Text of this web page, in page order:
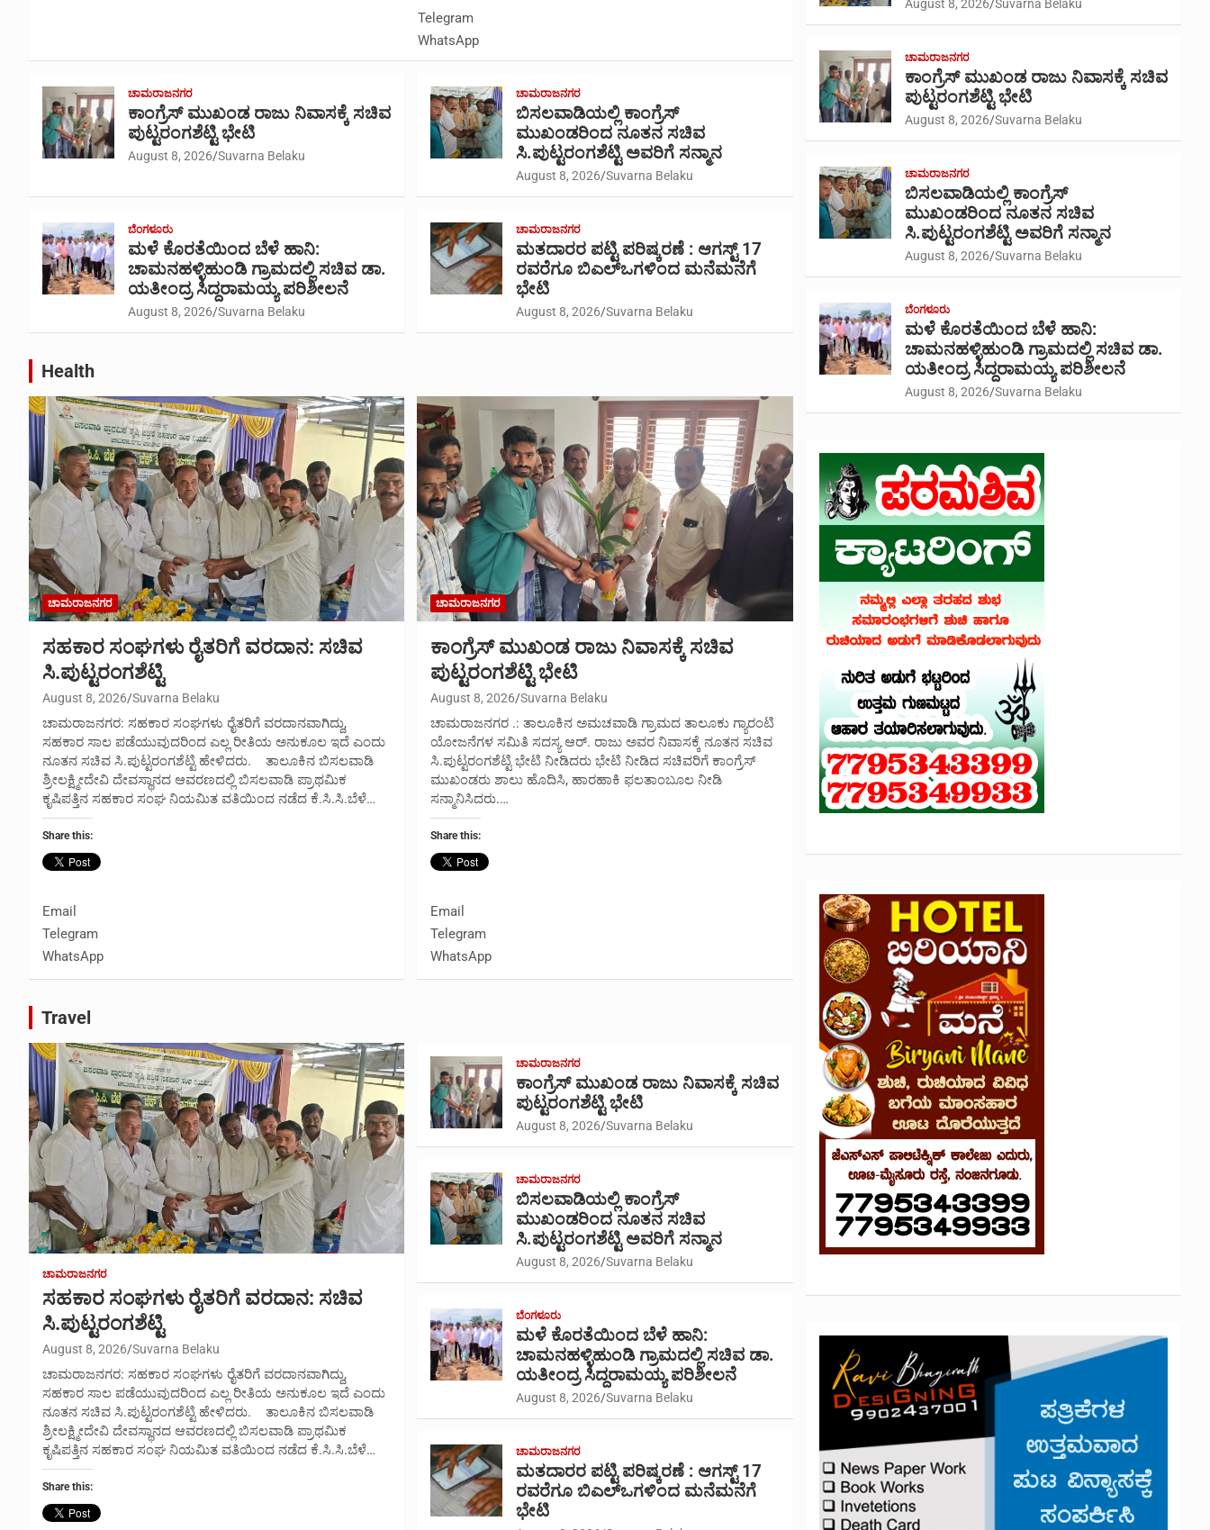
Telegram
WhatsApp
ಚಾಮರಾಜನಗರ
ಕಾಂಗ್ರೆಸ್ ಮುಖಂಡ ರಾಜು ನಿವಾಸಕ್ಕೆ ಸಚಿವ
ಪುಟ್ಟರಂಗಶೆಟ್ಟಿ ಭೇಟಿ
August 8, 2026 Suvarna Belaku
ಚಾಮರಾಜನಗರ
ಬಿಸಲವಾಡಿಯಲ್ಲಿ ಕಾಂಗ್ರೆಸ್
ಮುಖಂಡರಿಂದ ನೂತನ ಸಚಿವ
ಸಿ.ಪುಟ್ಟರಂಗಶೆಟ್ಟಿ ಅವರಿಗೆ ಸನ್ಮಾನ
August 8, 2026 Suvarna Belaku
ಬೆಂಗಳೂರು
ಮಳೆ ಕೊರತೆಯಿಂದ ಬೆಳೆ ಹಾನಿ:
ಚಾಮನಹಳ್ಳಿಹುಂಡಿ ಗ್ರಾಮದಲ್ಲಿ ಸಚಿವ ಡಾ.
ಯತೀಂದ್ರ ಸಿದ್ದರಾಮಯ್ಯ ಪರಿಶೀಲನೆ
August 8, 2026 Suvarna Belaku
ಚಾಮರಾಜನಗರ
ಮತದಾರರ ಪಟ್ಟಿ ಪರಿಷ್ಕರಣೆ : ಆಗಸ್ಟ್ 17
ರವರೆಗೂ ಬಿಎಲ್‍ಒಗಳಿಂದ ಮನೆಮನೆಗೆ
ಭೇಟಿ
August 8, 2026 Suvarna Belaku
Health
ಚಾಮರಾಜನಗರ
ಸಹಕಾರ ಸಂಘಗಳು ರೈತರಿಗೆ ವರದಾನ: ಸಚಿವ
ಸಿ.ಪುಟ್ಟರಂಗಶೆಟ್ಟಿ
August 8, 2026 Suvarna Belaku
ಚಾಮರಾಜನಗರ: ಸಹಕಾರ ಸಂಘಗಳು ರೈತರಿಗೆ ವರದಾನವಾಗಿದ್ದು,
ಸಹಕಾರ ಸಾಲ ಪಡೆಯುವುದರಿಂದ ಎಲ್ಲ ರೀತಿಯ ಅನುಕೂಲ ಇದೆ ಎಂದು
ನೂತನ ಸಚಿವ ಸಿ.ಪುಟ್ಟರಂಗಶೆಟ್ಟಿ ಹೇಳಿದರು. ತಾಲೂಕಿನ ಬಿಸಲವಾಡಿ
ಶ್ರೀಲಕ್ಷ್ಮೀದೇವಿ ದೇವಸ್ಥಾನದ ಆವರಣದಲ್ಲಿ ಬಿಸಲವಾಡಿ ಪ್ರಾಥಮಿಕ
ಕೃಷಿಪತ್ತಿನ ಸಹಕಾರ ಸಂಘ ನಿಯಮಿತ ವತಿಯಿಂದ ನಡೆದ ಕೆ.ಸಿ.ಸಿ.ಬೆಳೆ…
Share this:
Email
Telegram
WhatsApp
ಚಾಮರಾಜನಗರ
ಕಾಂಗ್ರೆಸ್ ಮುಖಂಡ ರಾಜು ನಿವಾಸಕ್ಕೆ ಸಚಿವ
ಪುಟ್ಟರಂಗಶೆಟ್ಟಿ ಭೇಟಿ
August 8, 2026 Suvarna Belaku
ಚಾಮರಾಜನಗರ .: ತಾಲೂಕಿನ ಅಮಚವಾಡಿ ಗ್ರಾಮದ ತಾಲೂಕು ಗ್ಯಾರಂಟಿ
ಯೋಜನೆಗಳ ಸಮಿತಿ ಸದಸ್ಯ ಆರ್. ರಾಜು ಅವರ ನಿವಾಸಕ್ಕೆ ನೂತನ ಸಚಿವ
ಸಿ.ಪುಟ್ಟರಂಗಶೆಟ್ಟಿ ಭೇಟಿ ನೀಡಿದರು ಭೇಟಿ ನೀಡಿದ ಸಚಿವರಿಗೆ ಕಾಂಗ್ರೆಸ್
ಮುಖಂಡರು ಶಾಲು ಹೊದಿಸಿ, ಹಾರಹಾಕಿ ಫಲತಾಂಬೂಲ ನೀಡಿ
ಸನ್ಮಾನಿಸಿದರು.…
Share this:
Email
Telegram
WhatsApp
Travel
ಚಾಮರಾಜನಗರ
ಸಹಕಾರ ಸಂಘಗಳು ರೈತರಿಗೆ ವರದಾನ: ಸಚಿವ
ಸಿ.ಪುಟ್ಟರಂಗಶೆಟ್ಟಿ
August 8, 2026 Suvarna Belaku
ಚಾಮರಾಜನಗರ: ಸಹಕಾರ ಸಂಘಗಳು ರೈತರಿಗೆ ವರದಾನವಾಗಿದ್ದು,
ಸಹಕಾರ ಸಾಲ ಪಡೆಯುವುದರಿಂದ ಎಲ್ಲ ರೀತಿಯ ಅನುಕೂಲ ಇದೆ ಎಂದು
ನೂತನ ಸಚಿವ ಸಿ.ಪುಟ್ಟರಂಗಶೆಟ್ಟಿ ಹೇಳಿದರು. ತಾಲೂಕಿನ ಬಿಸಲವಾಡಿ
ಶ್ರೀಲಕ್ಷ್ಮೀದೇವಿ ದೇವಸ್ಥಾನದ ಆವರಣದಲ್ಲಿ ಬಿಸಲವಾಡಿ ಪ್ರಾಥಮಿಕ
ಕೃಷಿಪತ್ತಿನ ಸಹಕಾರ ಸಂಘ ನಿಯಮಿತ ವತಿಯಿಂದ ನಡೆದ ಕೆ.ಸಿ.ಸಿ.ಬೆಳೆ…
Share this:
ಚಾಮರಾಜನಗರ
ಕಾಂಗ್ರೆಸ್ ಮುಖಂಡ ರಾಜು ನಿವಾಸಕ್ಕೆ ಸಚಿವ
ಪುಟ್ಟರಂಗಶೆಟ್ಟಿ ಭೇಟಿ
August 8, 2026 Suvarna Belaku
ಚಾಮರಾಜನಗರ
ಬಿಸಲವಾಡಿಯಲ್ಲಿ ಕಾಂಗ್ರೆಸ್
ಮುಖಂಡರಿಂದ ನೂತನ ಸಚಿವ
ಸಿ.ಪುಟ್ಟರಂಗಶೆಟ್ಟಿ ಅವರಿಗೆ ಸನ್ಮಾನ
August 8, 2026 Suvarna Belaku
ಬೆಂಗಳೂರು
ಮಳೆ ಕೊರತೆಯಿಂದ ಬೆಳೆ ಹಾನಿ:
ಚಾಮನಹಳ್ಳಿಹುಂಡಿ ಗ್ರಾಮದಲ್ಲಿ ಸಚಿವ ಡಾ.
ಯತೀಂದ್ರ ಸಿದ್ದರಾಮಯ್ಯ ಪರಿಶೀಲನೆ
August 8, 2026 Suvarna Belaku
ಚಾಮರಾಜನಗರ
ಮತದಾರರ ಪಟ್ಟಿ ಪರಿಷ್ಕರಣೆ : ಆಗಸ್ಟ್ 17
ರವರೆಗೂ ಬಿಎಲ್‍ಒಗಳಿಂದ ಮನೆಮನೆಗೆ
ಭೇಟಿ
August 8, 2026 Suvarna Belaku
ಚಾಮರಾಜನಗರ
ಕಾಂಗ್ರೆಸ್ ಮುಖಂಡ ರಾಜು ನಿವಾಸಕ್ಕೆ ಸಚಿವ
ಪುಟ್ಟರಂಗಶೆಟ್ಟಿ ಭೇಟಿ
August 8, 2026 Suvarna Belaku
ಚಾಮರಾಜನಗರ
ಬಿಸಲವಾಡಿಯಲ್ಲಿ ಕಾಂಗ್ರೆಸ್
ಮುಖಂಡರಿಂದ ನೂತನ ಸಚಿವ
ಸಿ.ಪುಟ್ಟರಂಗಶೆಟ್ಟಿ ಅವರಿಗೆ ಸನ್ಮಾನ
August 8, 2026 Suvarna Belaku
ಬೆಂಗಳೂರು
ಮಳೆ ಕೊರತೆಯಿಂದ ಬೆಳೆ ಹಾನಿ:
ಚಾಮನಹಳ್ಳಿಹುಂಡಿ ಗ್ರಾಮದಲ್ಲಿ ಸಚಿವ ಡಾ.
ಯತೀಂದ್ರ ಸಿದ್ದರಾಮಯ್ಯ ಪರಿಶೀಲನೆ
August 8, 2026 Suvarna Belaku